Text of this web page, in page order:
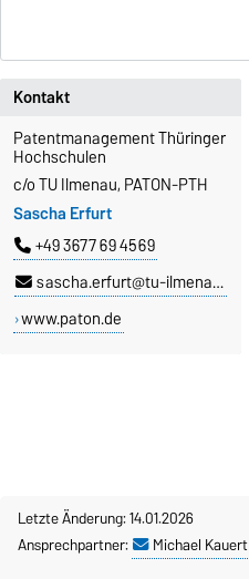
Kontakt
Patentmanagement Thüringer
Hochschulen
c/o TU Ilmenau, PATON-PTH
Sascha Erfurt
+49 3677 69 4569
sascha.erfurt@tu-ilmenau.de
www.paton.de
Letzte Änderung: 14.01.2026
Ansprechpartner:
Michael Kauert